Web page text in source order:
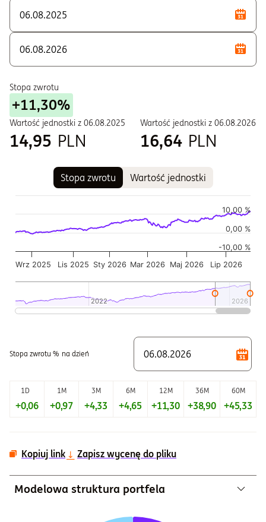
Stopa zwrotu
+11,30%
Wartość jednostki z 06.08.2025
14,95 PLN
Wartość jednostki z 06.08.2026
16,64 PLN
Stopa zwrotu Wartość jednostki
Wykres pokazuje historię wartości jednostki funduszu
Wykres ma 2 osi X wyświetlające Czas, i Czas.
Wykres ma 2 osi Y wyświetlające Wartość jednostki w
Sty 2026
Wrz 2025 Lis 2025 Mar 2026 Maj 2026 Lip 2026
2022
2022 2026
2026
0,00 %
-10,00 %
10,00 %
Stopa zwrotu % na dzień
1D 1M 3M 6M 12M 36M 60M
+0,06 +0,97 +4,33 +4,65 +11,30 +38,90 +45,33
Kopiuj link Zapisz wycenę do pliku
Modelowa struktura portfela